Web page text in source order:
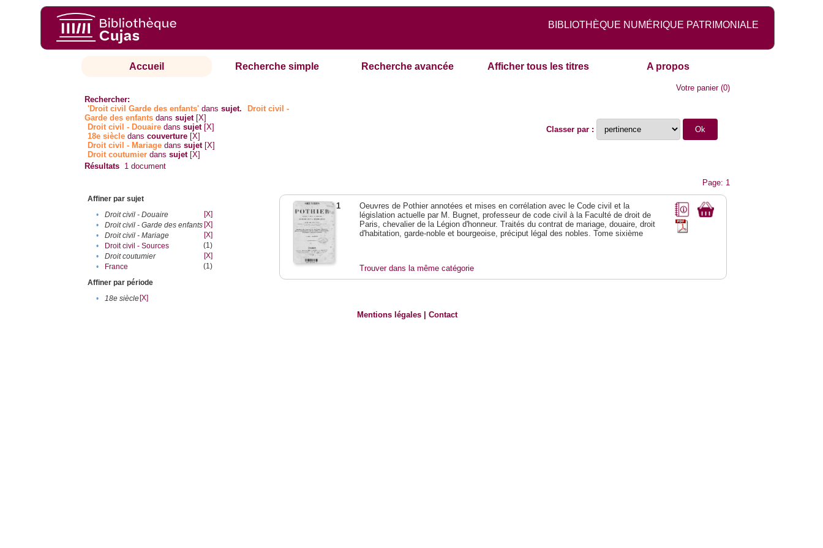
BIBLIOTHÈQUE NUMÉRIQUE PATRIMONIALE
Accueil Recherche simple Recherche avancée Afficher tous les titres A propos
Votre panier(0)
Rechercher:
'Droit civil Garde des enfants' danssujet.
Droit civil -
Garde des enfants danssujet [X]
Droit civil - Douaire danssujet [X]
18e siècle danscouverture [X]
Droit civil - Mariage danssujet [X]
Droit coutumier danssujet [X]
Classer par :
Résultats 1 document
Page: 1
Affiner par sujet
•
Droit civil - Douaire
[X]
•
Droit civil - Garde des enfants [X]
•
Droit civil - Mariage
[X]
•
Droit civil - Sources
(1)
•
Droit coutumier
[X]
•
France
(1)
Affiner par période
•
18e siècle[X]
1
Oeuvres de Pothier annotées et mises en corrélation avec le Code civil et la
législation actuelle par M. Bugnet, professeur de code civil à la Faculté de droit de
Paris, chevalier de la Légion d'honneur. Traités du contrat de mariage, douaire, droit
d'habitation, garde-noble et bourgeoise, préciput légal des nobles. Tome sixième
Trouver dans la même catégorie
Mentions légales |Contact